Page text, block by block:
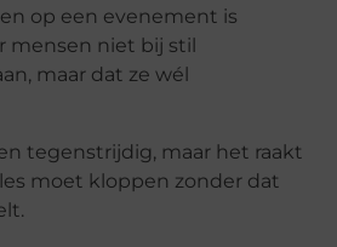
op een evenement is
mensen niet bij stil
maar dat ze wél
tegenstrijdig, maar het raakt
moet kloppen zonder dat